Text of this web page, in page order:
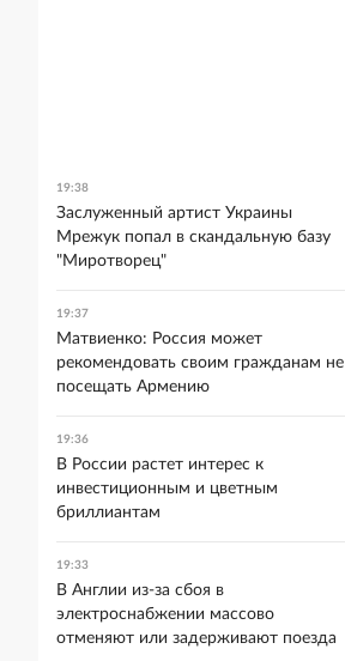
19:38
Заслуженный артист Украины
Мрежук попал в скандальную базу
"Миротворец"
19:37
Матвиенко: Россия может
рекомендовать своим гражданам не
посещать Армению
19:36
В России растет интерес к
инвестиционным и цветным
бриллиантам
19:33
В Англии из-за сбоя в
электроснабжении массово
отменяют или задерживают поезда